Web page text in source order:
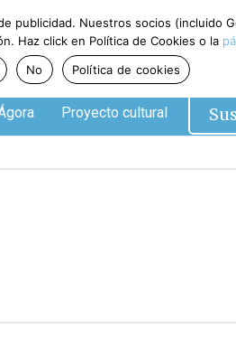
Proyecto cultural
publicidad. Nuestros socios (incluido
Haz click en Política de Cookies o la
No Política de cookies